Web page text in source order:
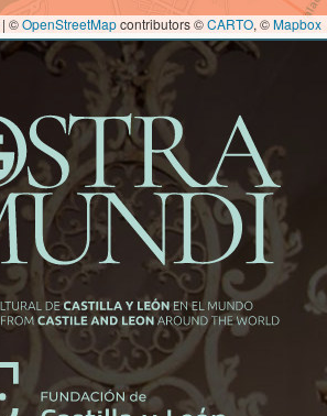
| ©OpenStreetMapcontributors ©CARTO, ©Mapbox